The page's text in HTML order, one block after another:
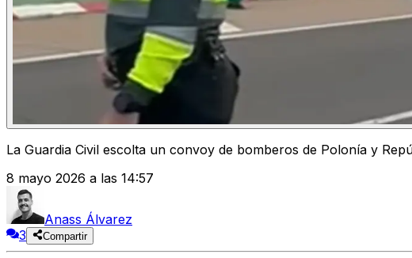
La Guardia Civil escolta un convoy de bomberos de Polonía y
8 mayo 2026 a las 14:57
Anass Álvarez
3
Compartir